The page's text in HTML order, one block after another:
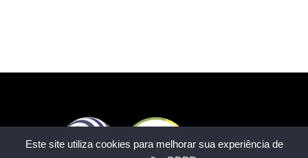
Este site utiliza cookies para melhorar sua experiência de